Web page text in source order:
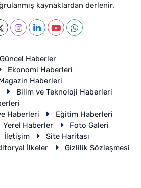
kaynaklardan derlenir.
Güncel Haberler
Ekonomi Haberleri
Haberleri
Bilim ve Teknoloji Haberleri
Haberleri
Eğitim Haberleri
Yerel Haberler
Foto Galeri
İletişim
Site Haritası
İlkeler
Gizlilik Sözleşmesi